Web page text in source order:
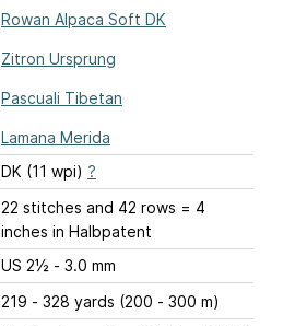
Rowan Alpaca Soft DK
Zitron Ursprung
Pascuali Tibetan
Lamana Merida
DK (11 wpi) ?
22 stitches and 42 rows = 4
inches in Halbpatent
US 2½ - 3.0 mm
219 - 328 yards (200 - 300 m)